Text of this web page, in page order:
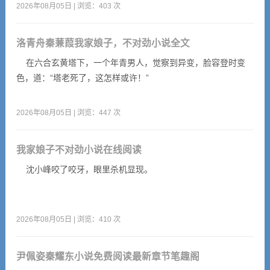
2026年08月05日 | 浏览：403 次
洛青舟秦蒹葭我家娘子，不对劲小说全文
在六合玄黄塔下，一个年青男人，觉察到异变，脸容登时变
色，道：“塔老死了，这怎样或许！”
2026年08月05日 | 浏览：447 次
我家娘子不对劲小说在线阅读
沈小峰咬了咬牙，眼里杀机显现。
2026年08月05日 | 浏览：410 次
尹佩姿秦耀东小说免费阅读最新章节笔趣阁